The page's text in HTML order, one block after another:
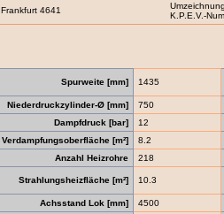
Frankfurt 4641
K.P.E.V.-
Spurweite [mm] 1435
Niederdruckzylinder-Ø [mm]
750
Dampfdruck [bar]
12
Verdampfungsoberfläche [m²]
8.2
Anzahl Heizrohre
218
Strahlungsheizfläche [m²] 10.3
Achsstand Lok [mm] 4500